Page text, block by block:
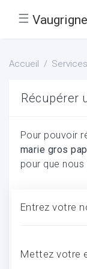
☰
Accueil Services
Récupérer
Pour pouvoir
marie gros
pour que nous
Entrez votre
Mettez votre